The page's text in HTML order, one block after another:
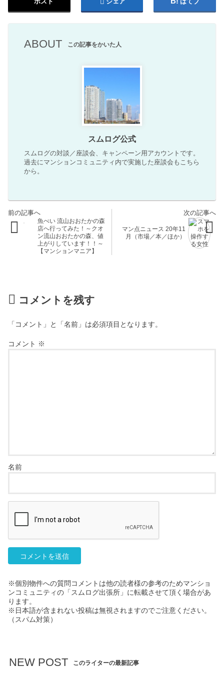
ABOUT この記事をかいた人
スムログ公式
スムログの対談／座談会、キャンペーン用アカウントです。
過去にマンションコミュニティ内で実施した座談会もこちら
から。
魚べい 流山おおたかの森
店へ行ってみた！～クオ
ン流山おおたかの森、値
上がりしています！！～
【マンションマニア】
マン点ニュース 20年11
月（市場／本／ほか）
コメントを残す
「コメント」と「名前」は必須項目となります。
コメント ※
名前
※個別物件への質問コメントは他の読者様の参考のためマンショ
ンコミュニティの「スムログ出張所」に転載させて頂く場合があ
ります。
※日本語が含まれない投稿は無視されますのでご注意ください。
（スパム対策）
NEW POST このライターの最新記事